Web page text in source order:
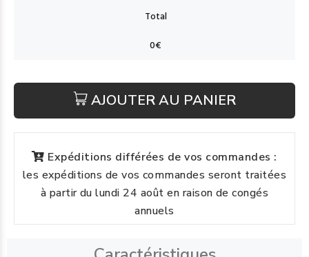
AJOUTER AU PANIER
Expéditions différées de vos commandes :
les expéditions de vos commandes seront traitées
à partir du lundi 24 août en raison de congés
annuels